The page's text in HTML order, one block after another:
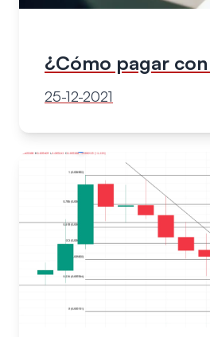
¿Cómo pagar
25-12-2021